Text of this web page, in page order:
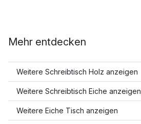
Mehr entdecken
Weitere Schreibtisch Holz anzeigen
Weitere Schreibtisch Eiche anzeigen
Weitere Eiche Tisch anzeigen